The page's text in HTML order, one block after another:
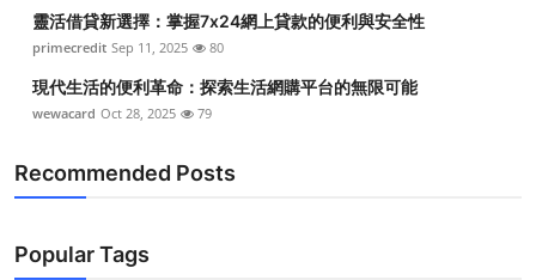
靈活借貸新選擇：掌握7x24網上貸款的便利與安全性
primecredit Sep 11, 2025 80
現代生活的便利革命：探索生活網購平台的無限可能
wewacard Oct 28, 2025 79
Recommended Posts
Popular Tags